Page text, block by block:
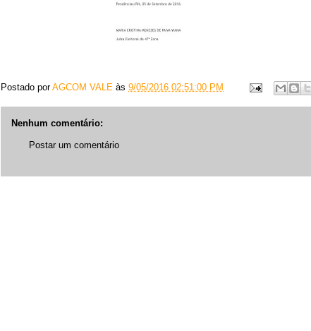
Postado porAGCOM VALE às 9/05/2016 02:51:00 PM
Nenhum comentário:
Postar um comentário